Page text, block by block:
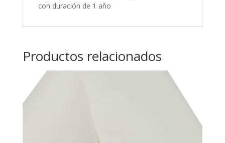
con duración de 1 año
Productos relacionados